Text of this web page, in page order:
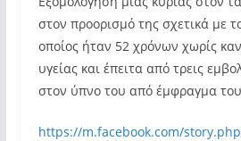
στον προορισμό της σχετικά με
οποίος ήταν 52 χρόνων χωρίς
υγείας και έπειτα από τρεις
στον ύπνο του από έμφραγμα
https://m.facebook.com/